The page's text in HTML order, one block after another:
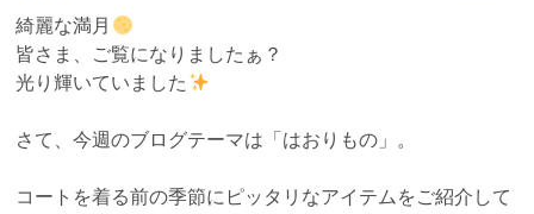
綺麗な満月
皆さま、ご覧になりましたぁ？
光り輝いていました
さて、今週のブログテーマは「はおりもの」。
コートを着る前の季節にピッタリなアイテムをご紹介して